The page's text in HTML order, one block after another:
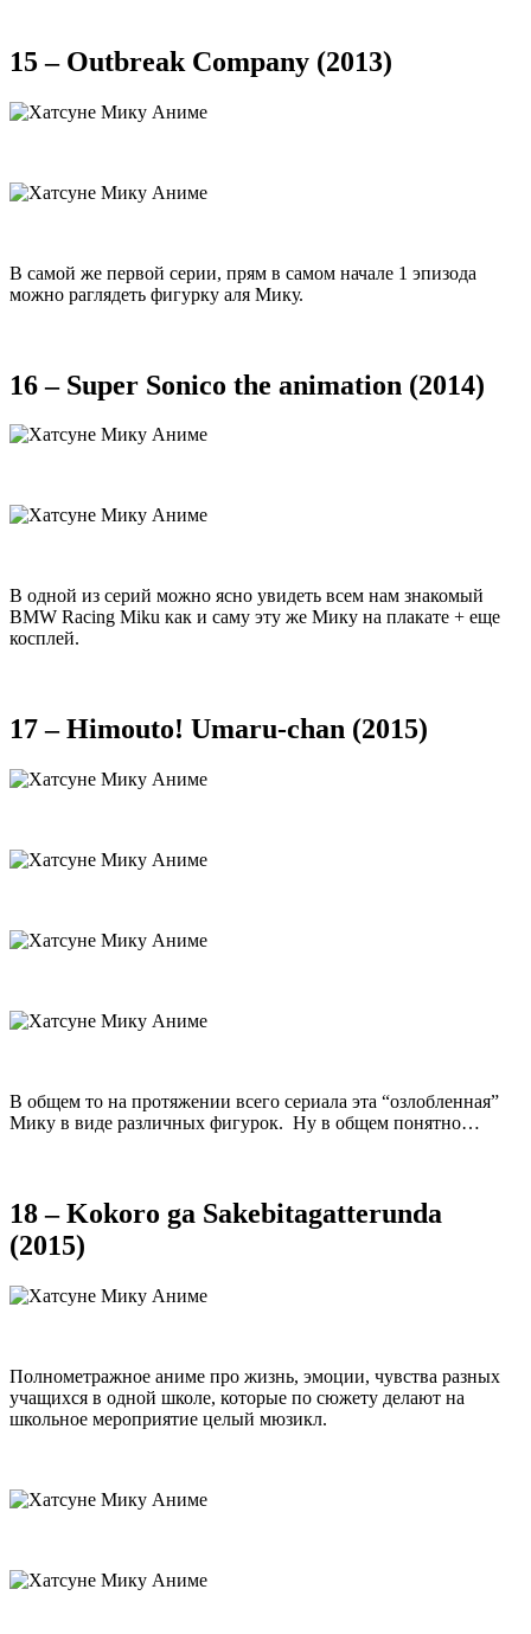
15 – Outbreak Company (2013)
В самой же первой серии, прям в самом начале 1 эпизода
можно раглядеть фигурку аля Мику.
16 – Super Sonico the animation (2014)
В одной из серий можно ясно увидеть всем нам знакомый
BMW Racing Miku как и саму эту же Мику на плакате + еще
косплей.
17 – Himouto! Umaru-chan (2015)
В общем то на протяжении всего сериала эта “озлобленная”
Мику в виде различных фигурок. Ну в общем понятно…
18 – Kokoro ga Sakebitagatterunda
(2015)
Полнометражное аниме про жизнь, эмоции, чувства разных
учащихся в одной школе, которые по сюжету делают на
школьное мероприятие целый мюзикл.